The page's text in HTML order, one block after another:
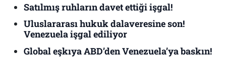
Satılmış ruhların davet ettiği işgal!
Uluslararası hukuk dalaveresine son!
Venezuela işgal ediliyor
Global eşkıya ABD’den Venezuela’ya baskın!